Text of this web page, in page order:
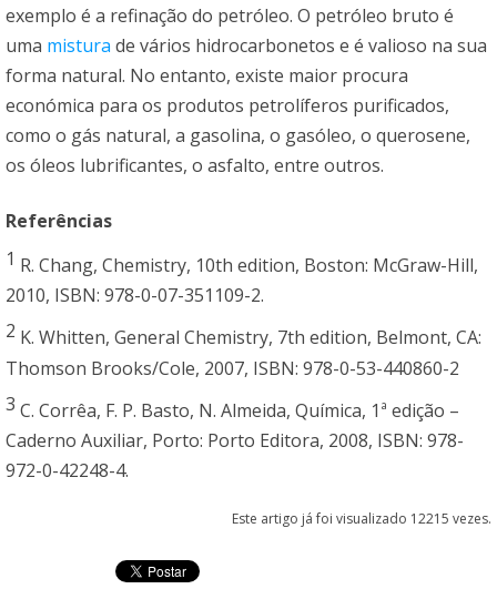
exemplo é a refinação do petróleo. O petróleo bruto é
uma mistura de vários hidrocarbonetos e é valioso na sua
forma natural. No entanto, existe maior procura
económica para os produtos petrolíferos purificados,
como o gás natural, a gasolina, o gasóleo, o querosene,
os óleos lubrificantes, o asfalto, entre outros.
Referências
1 R. Chang, Chemistry, 10th edition, Boston: McGraw-Hill,
2010, ISBN: 978-0-07-351109-2.
2 K. Whitten, General Chemistry, 7th edition, Belmont, CA:
Thomson Brooks/Cole, 2007, ISBN: 978-0-53-440860-2
3 C. Corrêa, F. P. Basto, N. Almeida, Química, 1ª edição –
Caderno Auxiliar, Porto: Porto Editora, 2008, ISBN: 978-
972-0-42248-4.
Este artigo já foi visualizado 12215 vezes.